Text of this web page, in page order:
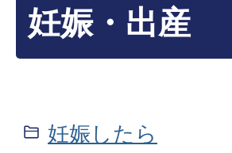
妊娠・出産
妊娠したら